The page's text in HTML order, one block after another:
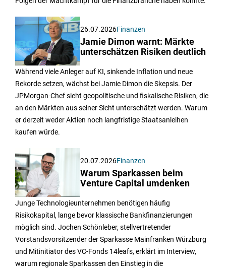
26.07.2026Finanzen
Jamie Dimon warnt: Märkte
unterschätzen Risiken deutlich
Während viele Anleger auf KI, sinkende Inflation und neue
Rekorde setzen, wächst bei Jamie Dimon die Skepsis. Der
JPMorgan-Chef sieht geopolitische und fiskalische Risiken, die
an den Märkten aus seiner Sicht unterschätzt werden. Warum
er derzeit weder Aktien noch langfristige Staatsanleihen
kaufen würde.
20.07.2026Finanzen
Warum Sparkassen beim
Venture Capital umdenken
Junge Technologieunternehmen benötigen häufig
Risikokapital, lange bevor klassische Bankfinanzierungen
möglich sind. Jochen Schönleber, stellvertretender
Vorstandsvorsitzender der Sparkasse Mainfranken Würzburg
und Mitinitiator des VC-Fonds 14leafs, erklärt im Interview,
warum regionale Sparkassen den Einstieg in die